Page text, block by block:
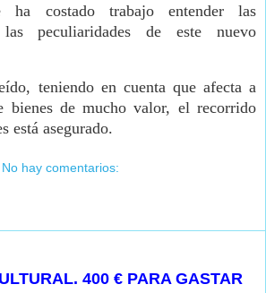
ha costado trabajo entender las
peculiaridades de este nuevo
teniendo en cuenta que afecta a
bienes de mucho valor, el recorrido
está asegurado.
No hay comentarios:
400 € PARA GASTAR